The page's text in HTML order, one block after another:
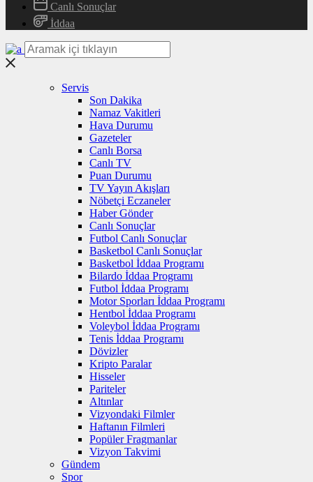
Canlı Sonuçlar
İddaa
Servis
Son Dakika
Namaz Vakitleri
Hava Durumu
Gazeteler
Canlı Borsa
Canlı TV
Puan Durumu
TV Yayın Akışları
Nöbetçi Eczaneler
Haber Gönder
Canlı Sonuçlar
Futbol Canlı Sonuçlar
Basketbol Canlı Sonuçlar
Basketbol İddaa Programı
Bilardo İddaa Programı
Futbol İddaa Programı
Motor Sporları İddaa Programı
Hentbol İddaa Programı
Voleybol İddaa Programı
Tenis İddaa Programı
Dövizler
Kripto Paralar
Hisseler
Pariteler
Altınlar
Vizyondaki Filmler
Haftanın Filmleri
Popüler Fragmanlar
Vizyon Takvimi
Gündem
Spor